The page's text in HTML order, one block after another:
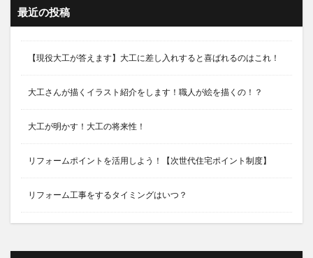
最近の投稿
【現役大工が答えます】大工に差し入れすると喜ばれるのはこれ！
大工さんが描くイラスト紹介をします！職人が絵を描くの！？
大工が明かす！大工の将来性！
リフォームポイントを活用しよう！【次世代住宅ポイント制度】
リフォーム工事をするタイミングはいつ？